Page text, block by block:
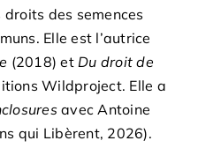
des semences
Elle est l’autrice
(2018) et Du droit de
Wildproject. Elle a
avec Antoine
qui Libèrent, 2026).